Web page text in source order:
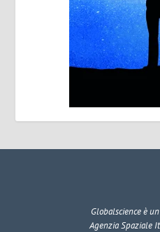
Globalscienceè un
Agenzia Spaziale